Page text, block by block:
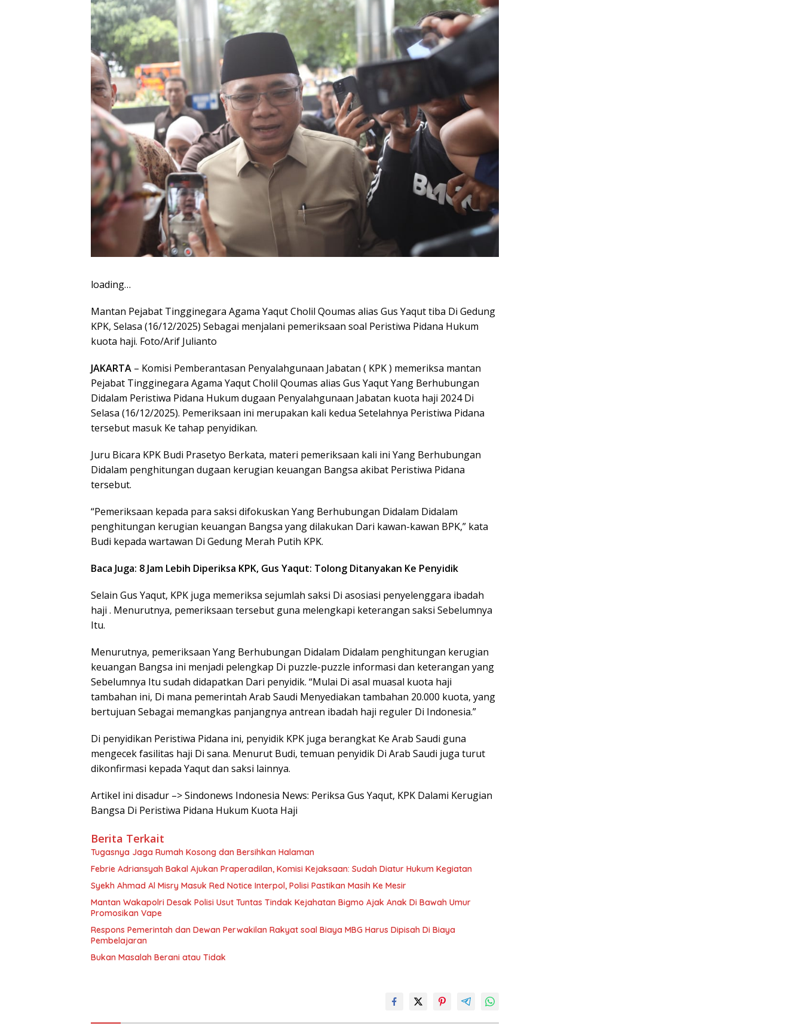
loading…
Mantan Pejabat Tingginegara Agama Yaqut Cholil Qoumas alias Gus Yaqut tiba Di Gedung
KPK, Selasa (16/12/2025) Sebagai menjalani pemeriksaan soal Peristiwa Pidana Hukum
kuota haji. Foto/Arif Julianto
JAKARTA – Komisi Pemberantasan Penyalahgunaan Jabatan ( KPK ) memeriksa mantan
Pejabat Tingginegara Agama Yaqut Cholil Qoumas alias Gus Yaqut Yang Berhubungan
Didalam Peristiwa Pidana Hukum dugaan Penyalahgunaan Jabatan kuota haji 2024 Di
Selasa (16/12/2025). Pemeriksaan ini merupakan kali kedua Setelahnya Peristiwa Pidana
tersebut masuk Ke tahap penyidikan.
Juru Bicara KPK Budi Prasetyo Berkata, materi pemeriksaan kali ini Yang Berhubungan
Didalam penghitungan dugaan kerugian keuangan Bangsa akibat Peristiwa Pidana
tersebut.
“Pemeriksaan kepada para saksi difokuskan Yang Berhubungan Didalam Didalam
penghitungan kerugian keuangan Bangsa yang dilakukan Dari kawan-kawan BPK,” kata
Budi kepada wartawan Di Gedung Merah Putih KPK.
Baca Juga: 8 Jam Lebih Diperiksa KPK, Gus Yaqut: Tolong Ditanyakan Ke Penyidik
Selain Gus Yaqut, KPK juga memeriksa sejumlah saksi Di asosiasi penyelenggara ibadah
haji . Menurutnya, pemeriksaan tersebut guna melengkapi keterangan saksi Sebelumnya
Itu.
Menurutnya, pemeriksaan Yang Berhubungan Didalam Didalam penghitungan kerugian
keuangan Bangsa ini menjadi pelengkap Di puzzle-puzzle informasi dan keterangan yang
Sebelumnya Itu sudah didapatkan Dari penyidik. “Mulai Di asal muasal kuota haji
tambahan ini, Di mana pemerintah Arab Saudi Menyediakan tambahan 20.000 kuota, yang
bertujuan Sebagai memangkas panjangnya antrean ibadah haji reguler Di Indonesia.”
Di penyidikan Peristiwa Pidana ini, penyidik KPK juga berangkat Ke Arab Saudi guna
mengecek fasilitas haji Di sana. Menurut Budi, temuan penyidik Di Arab Saudi juga turut
dikonfirmasi kepada Yaqut dan saksi lainnya.
Artikel ini disadur –> Sindonews Indonesia News: Periksa Gus Yaqut, KPK Dalami Kerugian
Bangsa Di Peristiwa Pidana Hukum Kuota Haji
Berita Terkait
Tugasnya Jaga Rumah Kosong dan Bersihkan Halaman
Febrie Adriansyah Bakal Ajukan Praperadilan, Komisi Kejaksaan: Sudah Diatur Hukum Kegiatan
Syekh Ahmad Al Misry Masuk Red Notice Interpol, Polisi Pastikan Masih Ke Mesir
Mantan Wakapolri Desak Polisi Usut Tuntas Tindak Kejahatan Bigmo Ajak Anak Di Bawah Umur
Promosikan Vape
Respons Pemerintah dan Dewan Perwakilan Rakyat soal Biaya MBG Harus Dipisah Di Biaya
Pembelajaran
Bukan Masalah Berani atau Tidak